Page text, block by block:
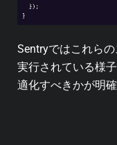
Sentryではこれら
実行されている様
適化すべきかが明確